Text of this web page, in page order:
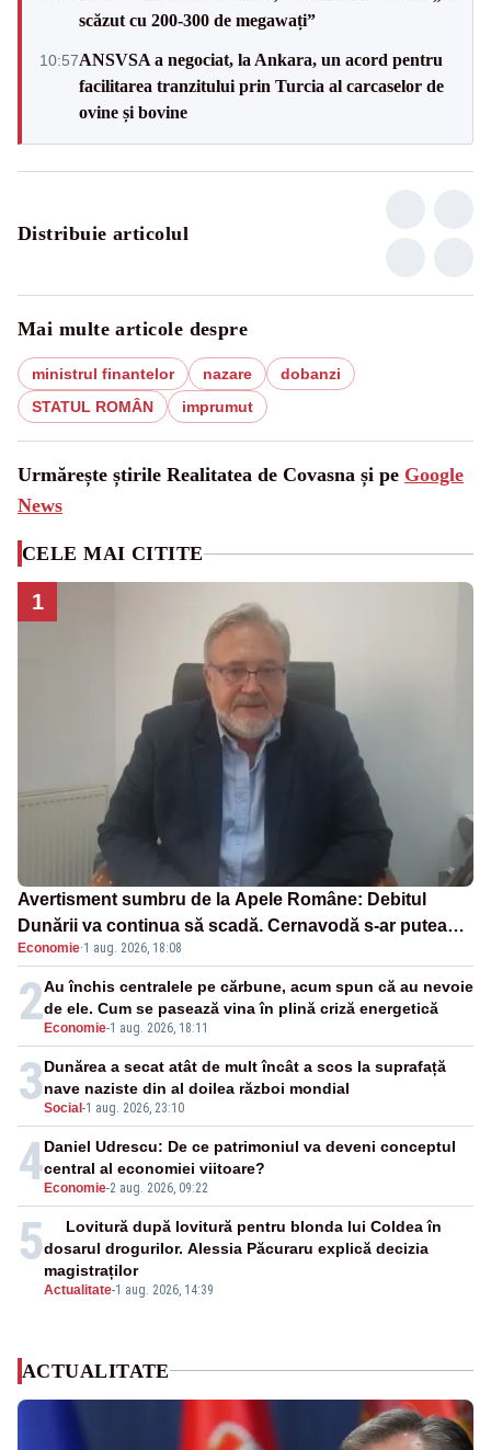
scăzut cu 200-300 de megawați”
10:57ANSVSA a negociat, la Ankara, un acord pentru
facilitarea tranzitului prin Turcia al carcaselor de
ovine și bovine
Distribuie articolul
Mai multe articole despre
ministrul finantelor nazare
dobanzi
STATUL ROMÂN
imprumut
Urmărește știrile Realitatea de Covasna și pe Google
News
CELE MAI CITITE
1
Avertisment sumbru de la Apele Române: Debitul
Dunării va continua să scadă. Cernavodă s-ar putea
închide în 4 zile
Economie·1 aug. 2026, 18:08
2Economie-1 aug. 2026, 18:11
Au închis centralele pe cărbune, acum spun că au nevoie
de ele. Cum se pasează vina în plină criză energetică
3Social-1 aug. 2026, 23:10
Dunărea a secat atât de mult încât a scos la suprafață
nave naziste din al doilea război mondial
4Economie-2 aug. 2026, 09:22
Daniel Udrescu: De ce patrimoniul va deveni conceptul
central al economiei viitoare?
5
Actualitate-1 aug. 2026, 14:39
Lovitură după lovitură pentru blonda lui Coldea în
dosarul drogurilor. Alessia Păcuraru explică decizia
magistraților
ACTUALITATE